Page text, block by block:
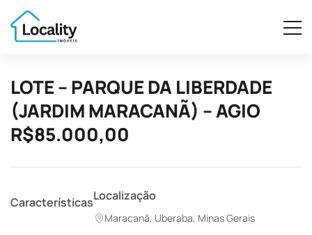
LOTE – PARQUE DA LIBERDADE
(JARDIM MARACANÃ) – AGIO
R$85.000,00
CaracterísticasLocalização
Maracanã, Uberaba, Minas Gerais